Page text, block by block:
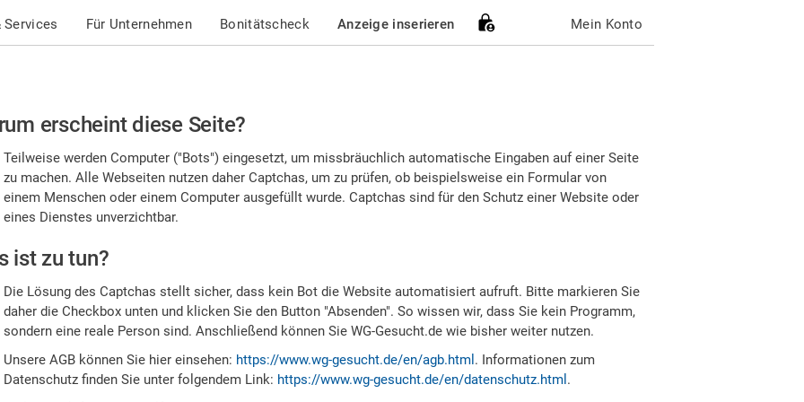
Services Für Unternehmen Bonitätscheck Anzeige inserieren Mein Konto
erscheint diese Seite?
Teilweise werden Computer ("Bots") eingesetzt, um missbräuchlich automatische Eingaben auf einer Seite
zu machen. Alle Webseiten nutzen daher Captchas, um zu prüfen, ob beispielsweise ein Formular von
einem Menschen oder einem Computer ausgefüllt wurde. Captchas sind für den Schutz einer Website oder
eines Dienstes unverzichtbar.
ist zu tun?
Die Lösung des Captchas stellt sicher, dass kein Bot die Website automatisiert aufruft. Bitte markieren Sie
daher die Checkbox unten und klicken Sie den Button "Absenden". So wissen wir, dass Sie kein Programm,
sondern eine reale Person sind. Anschließend können Sie WG-Gesucht.de wie bisher weiter nutzen.
Unsere AGB können Sie hier einsehen: https://www.wg-gesucht.de/en/agb.html . Informationen zum
Datenschutz finden Sie unter folgendem Link: https://www.wg-gesucht.de/en/datenschutz.html .